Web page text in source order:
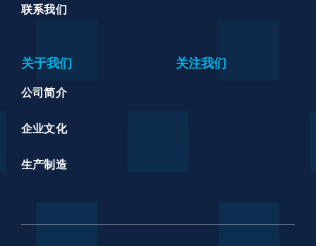
联系我们
关于我们
公司简介
企业文化
生产制造
关注我们